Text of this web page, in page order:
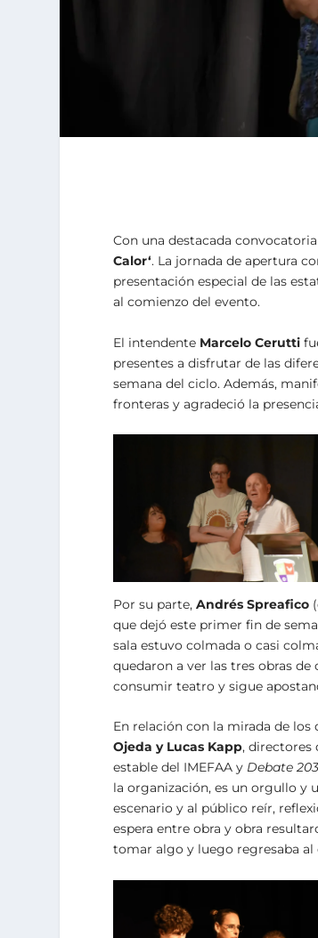
Con una destacada
Calor‘. La jornada de apertura
presentación especial de las
al comienzo del evento.
El intendente Marcelo Cerutti
presentes a disfrutar de las
semana del ciclo. Además,
fronteras y agradeció la
Por su parte,Andrés Spreafico
que dejó este primer fin de
sala estuvo colmada o casi
quedaron a ver las tres obras
consumir teatro y sigue
En relación con la mirada de los
Ojeda y Lucas Kapp, directores
estable del IMEFAA y Debate
la organización, es un orgullo y
escenario y al público reír,
espera entre obra y obra
tomar algo y luego regresaba al